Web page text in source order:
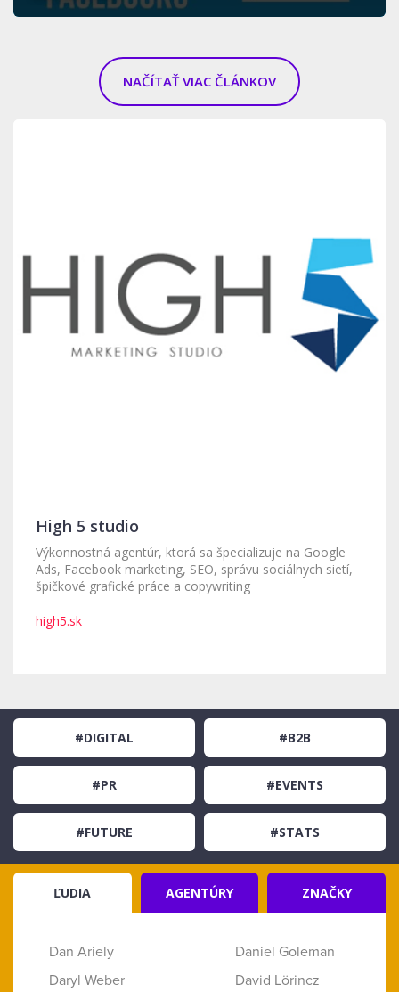
NAČÍTAŤ VIAC ČLÁNKOV
High 5 studio
Výkonnostná agentúr, ktorá sa špecializuje na Google
Ads, Facebook marketing, SEO, správu sociálnych sietí,
špičkové grafické práce a copywriting
high5.sk
#DIGITAL #B2B
#PR #EVENTS
#FUTURE #STATS
ĽUDIA AGENTÚRY ZNAČKY
Dan Ariely
Daniel Goleman
Daryl Weber
David Lörincz